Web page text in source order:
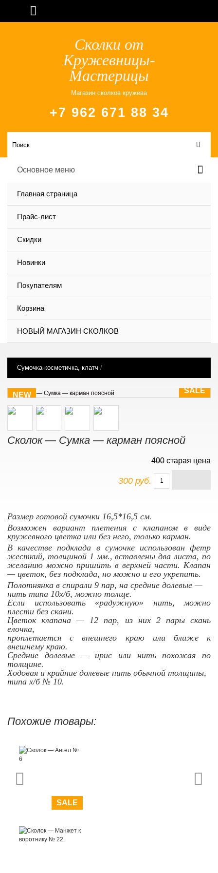
Сколки от
Кружевницы-
Мастерицы
Магазин сколков кружева
+7 962 671 88 34
Основное меню
Главная страница
Прайс-лист
Скидки
Новинки
Покупателям
Корзина
НОВЫЙ МАГАЗИН СКОЛКОВ
Сумочка-косметичка, клатч /
NEW
SALE
Сколок — Сумка — карман поясной
400 старая цена
300 руб.
Размер готовой сумочки 16,5*16,5 см.
Возможен вариант плетения с клапаном в виде
кружевного цветка или без него, только карман.
В качестве подклада в сумочке использован фетр
жесткий, толщиной 1 мм., вставлены два листа, по
желанию можно пришить в верхней части. Клапан
— цветок, без подклада, но можно и его укрепить.
Полотнянка в спирали 9 пар, на средние долевые —
нить типа 10х/б, можно толще.
Если использовать «радужную» нить, можно
плести без скани.
Цветок клапана — 12 пар, из них 2 пары скань
елочка,
проплетается с внешнего краю или ближе к
внешнему краю.
Средние долевые — ирис или нить похожая по
толщине.
Ходовая и крайние долевые нить обычной толщины,
типа х/б № 10.
Похожие товары:
SALE